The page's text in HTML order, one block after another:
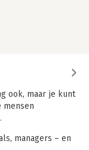
ook, maar je kunt
mensen
managers – en